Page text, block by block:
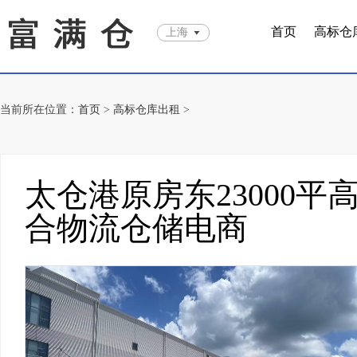
上海 首页 高标仓
当前所在位置： 首页 > 高标仓库出租 >
太仓港原房东23000平
合物流仓储电商